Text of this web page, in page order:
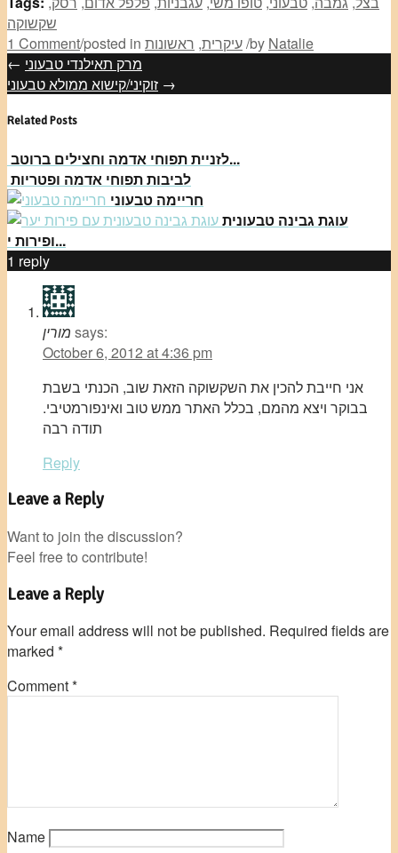
שקשוקה
1 Comment/posted in עיקרית, ראשונות /by Natalie
← מרק תאילנדי טבעוני
זוקיני/קישוא ממולא טבעוני →
Related Posts
לזניית תפוחי אדמה וחצילים ברוטב...
לביבות תפוחי אדמה ופטריות
חריימה טבעוני
עוגת גבינה טבעונית
ופירות י...
1 reply
מורין says:
October 6, 2012 at 4:36 pm
אני חייבת להכין את השקשוקה הזאת שוב, הכנתי בשבת
בבוקר ויצא מהמם, בכלל האתר ממש טוב ואינפורמטיבי.
תודה רבה
Reply
Leave a Reply
Want to join the discussion?
Feel free to contribute!
Leave a Reply
Your email address will not be published. Required fields are
marked *
Comment*
Name